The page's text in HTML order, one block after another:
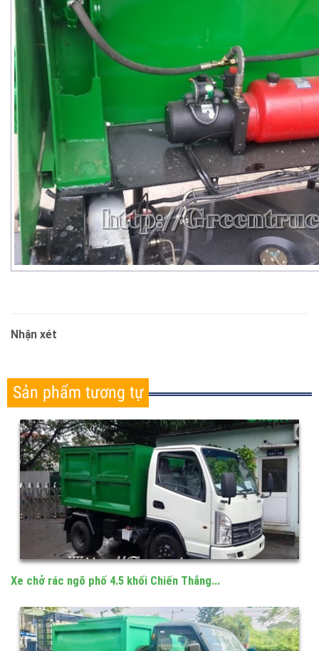
Nhận xét
Sản phẩm tương tự
Xe chở rác ngõ phố 4.5 khối Chiến Thắng...